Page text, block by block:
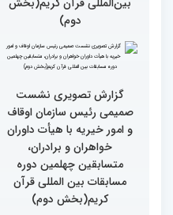
گزارش تصویری سومین روز
رقابت بخش برادران
چهلمین دوره مسابقات
بین‌المللی قرآن کریم(بخش
گزارش تصویری نشست
صمیمی رئیس سازمان اوقاف
و امور خیریه با هیأت داوران
خواهران و برادران،